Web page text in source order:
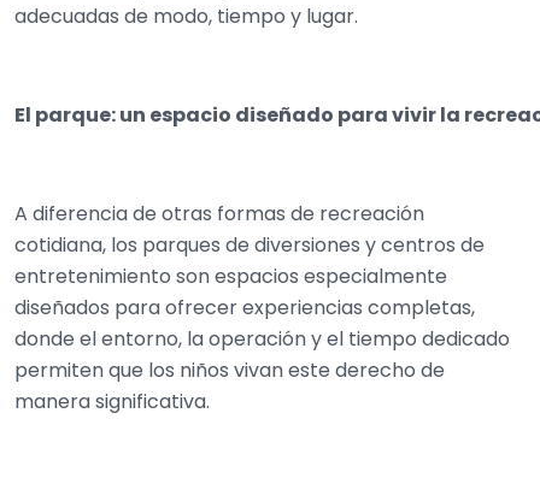
adecuadas de modo, tiempo y lugar.
El parque: un espacio diseñado para vivir la
A diferencia de otras formas de recreación
cotidiana, los parques de diversiones y centros de
entretenimiento son espacios especialmente
diseñados para ofrecer experiencias completas,
donde el entorno, la operación y el tiempo dedicado
permiten que los niños vivan este derecho de
manera significativa.